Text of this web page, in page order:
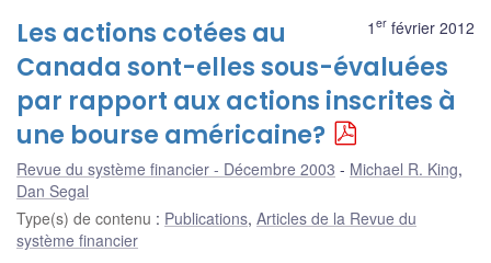
1 er février 2012
Les actions cotées au
Canada sont-elles sous-évaluées
par rapport aux actions inscrites à
une bourse américaine?
Revue du système financier - Décembre 2003 Michael R. King,
Dan Segal
Type(s) de contenu : Publications, Articles de la Revue du
système financier